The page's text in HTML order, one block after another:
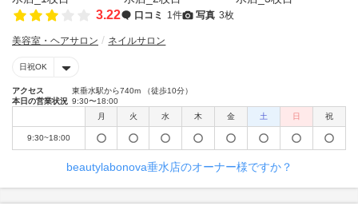
3.22 口コミ 1件 写真 3枚
美容室・ヘアサロン ネイルサロン
日祝OK
アクセス
東垂水駅から740m （徒歩10分）
本日の営業状況 9:30〜18:00
月
火 水 木 金 土 日 祝
9:30~18:00
beautylabonova垂水店のオーナー様ですか？